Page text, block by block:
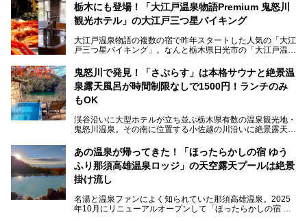
栃木にも登場！「大江戸温泉物語Premium 鬼怒川
観光ホテル」の大江戸三つ星バイキング
大江戸温泉物語の複数の宿で昨年スタートした人気の「大江
戸三つ星バイキング」。なんと栃木県日光市の「大江戸温泉
ここは首都圏から1泊で行きやすい鬼怒川温泉の渓流沿いに
建つホテルで、バイキングの他にも天然温泉の大浴場とサウ
ナ、フリーフローサービスのラウンジなど館内で楽しめるス
ポットがたくさんあり、3世代旅行やグループ旅行にもぴっ
たり。
そんな「大江戸温泉物語Premium 鬼怒川観光ホテル」の魅
力を詳しく紹介しちゃいます。
───
提供元：大江戸温泉物語ホテルズ＆リゾーツ株式会社【P
R】
この記事は大江戸温泉物語Premium 鬼怒川観光ホテルのPR
記事です。
鬼怒川で発見！「さぷらす」は本格サウナと絶景温
泉露天風呂が時間制限なしで1500円！ランチのみ
もOK
渓谷沿いに大型ホテルが立ち並ぶ栃木県有数の温泉観光地・
鬼怒川温泉。その南に位置する小佐越の川沿いに絶景露天風
こだわりのサウナ、掛け流しの水風呂、天然温泉の露天風
呂、食事処、休憩室など備えて、決して大規模施設ではあり
ませんが、鬼怒川温泉観光の行き帰りに、はたまたサウナで
一日リフレッシュするための目的地に！ぜひオススメしたい
スポットです。時間制限も無いので1人1,500円でひがな一
日サウナや温泉を楽しんでお昼も食べてごろごろできちゃい
ますよ。
あの温泉が帰ってきた！「ほったらかしの宿 ゆう
ふり那須高雄温泉ロッジ」の天空露天プールは絶景
掛け流し
名湯と温泉ファンによく知られていた那須高雄温泉。2025
年10月にリニューアルオープンして「ほったらかしの宿 ゆ